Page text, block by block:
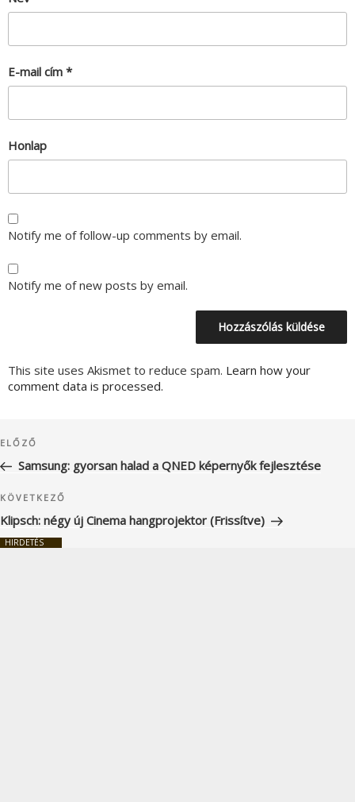
E-mail cím *
Honlap
Notify me of follow-up comments by email.
Notify me of new posts by email.
This site uses Akismet to reduce spam. Learn how your
comment data is processed.
navigáció
Korábbi
bejegyzés
ELŐZŐ
Samsung: gyorsan halad a QNED képernyők fejlesztése
Következő
bejegyzés
KÖVETKEZŐ
Klipsch: négy új Cinema hangprojektor (Frissítve)
HIRDETÉS